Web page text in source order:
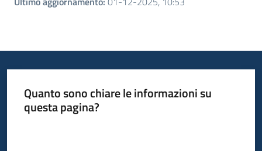
Quanto sono chiare le informazioni su
questa pagina?